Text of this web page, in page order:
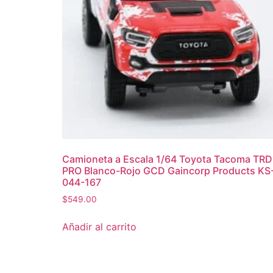
Camioneta a Escala 1/64 Toyota Tacoma TRD
PRO Blanco-Rojo GCD Gaincorp Products
044-167
$549.00
Añadir al carrito